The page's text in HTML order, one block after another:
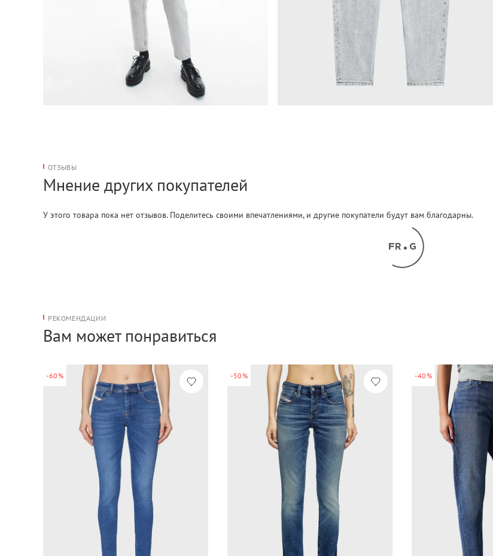
ОТЗЫВЫ
Мнение других покупателей
У этого товара пока нет отзывов. Поделитесь своими впечатлениями, и другие покупатели будут вам благодарны.
РЕКОМЕНДАЦИИ
Вам может понравиться
-60% -50% -40%